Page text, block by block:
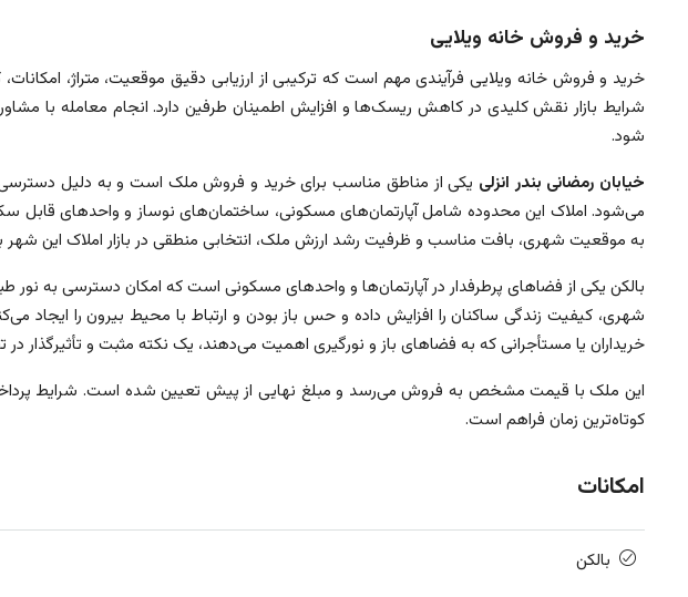
خرید و فروش خانه ویلایی
خرید و فروش خانه ویلایی فرآیندی مهم است که ترکیبی از ارزیابی دقیق موقعیت، متراژ،
شرایط بازار نقش کلیدی در کاهش ریسک‌ها و افزایش اطمینان طرفین دارد. انجام معامله با
شود.
خیابان رمضانی بندر انزلی یکی از مناطق مناسب برای خرید و فروش ملک است و به دلیل
می‌شود. املاک این محدوده شامل آپارتمان‌های مسکونی، ساختمان‌های نوساز و واحدهای قابل
به موقعیت شهری، بافت مناسب و ظرفیت رشد ارزش ملک، انتخابی منطقی در بازار املاک این شهر
بالکن یکی از فضاهای پرطرفدار در آپارتمان‌ها و واحدهای مسکونی است که امکان دسترسی به نور
شهری، کیفیت زندگی ساکنان را افزایش داده و حس باز بودن و ارتباط با محیط بیرون را ایجاد
خریداران یا مستأجرانی که به فضاهای باز و نورگیری اهمیت می‌دهند، یک نکته مثبت و تأثیرگذار
این ملک با قیمت مشخص به فروش می‌رسد و مبلغ نهایی از پیش تعیین شده است. شرایط
کوتاه‌ترین زمان فراهم است.
امکانات
بالکن